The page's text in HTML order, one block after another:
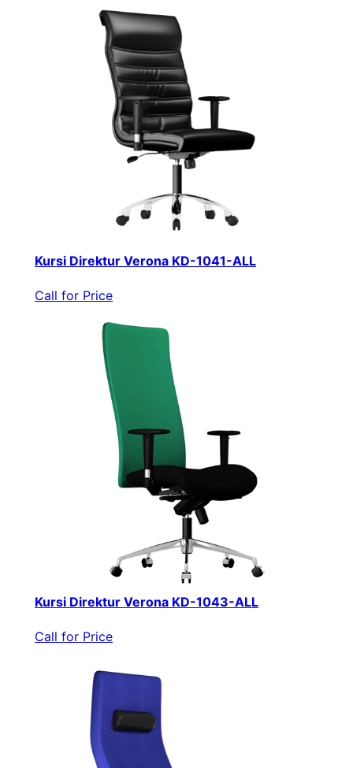
Kursi Direktur Verona KD-1041-ALL
Call for Price
Kursi Direktur Verona KD-1043-ALL
Call for Price